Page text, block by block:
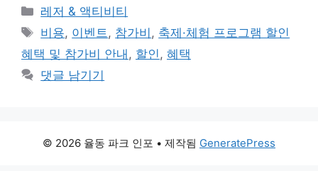
카
테
고
리
레저 & 액티비티
태
그
비용, 이벤트 , 참가비 , 축제·체험 프로그램 할인
혜택 및 참가비 안내 , 할인 , 혜택
댓글 남기기
© 2026 율동 파크 인포 • 제작됨 GeneratePress